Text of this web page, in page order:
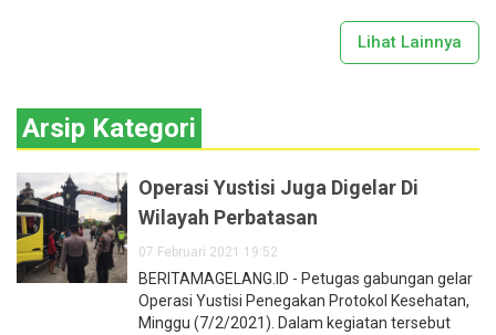
Lihat Lainnya
Arsip Kategori
Operasi Yustisi Juga Digelar Di
Wilayah Perbatasan
07 Februari 2021 19:52
BERITAMAGELANG.ID - Petugas gabungan gelar
Operasi Yustisi Penegakan Protokol Kesehatan,
Minggu (7/2/2021). Dalam kegiatan tersebut